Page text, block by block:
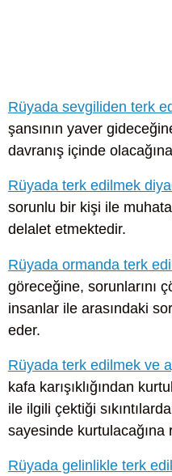
Rüyada sevgiliden terk
şansının yaver
davranış içinde
Rüyada terk edilmek
sorunlu bir kişi ile
delalet etmektedir.
Rüyada ormanda terk
göreceğine, sorunlarını
insanlar ile arasındaki
eder.
Rüyada terk edilmek ve
kafa karışıklığından
ile ilgili çektiği
sayesinde kurtulacağına
Rüyada gelinlikle terk